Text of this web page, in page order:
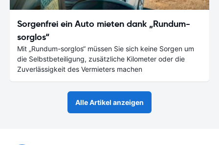
Sorgenfrei ein Auto mieten dank „Rundum-
sorglos“
Mit „Rundum-sorglos“ müssen Sie sich keine Sorgen um
die Selbstbeteiligung, zusätzliche Kilometer oder die
Zuverlässigkeit des Vermieters machen
Alle Artikel anzeigen